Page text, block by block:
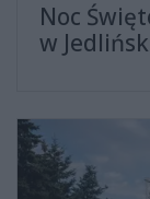
Noc
w